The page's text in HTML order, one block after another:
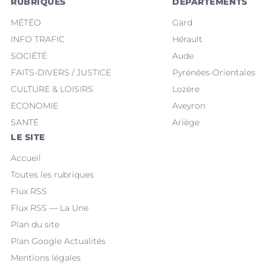
MÉTÉO
INFO TRAFIC
SOCIÉTÉ
FAITS-DIVERS / JUSTICE
CULTURE & LOISIRS
ECONOMIE
SANTÉ
Gard
Hérault
Aude
Pyrénées-Orientales
Lozère
Aveyron
Ariège
LE SITE
Accueil
Toutes les rubriques
Flux RSS
Flux RSS — La Une
Plan du site
Plan Google Actualités
Mentions légales